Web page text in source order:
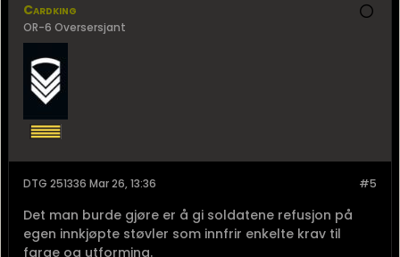
Cardking
OR-6 Oversersjant
#5
DTG 251336 Mar 26, 13:36
Det man burde gjøre er å gi soldatene refusjon på
egen innkjøpte støvler som innfrir enkelte krav til
farge og utforming.